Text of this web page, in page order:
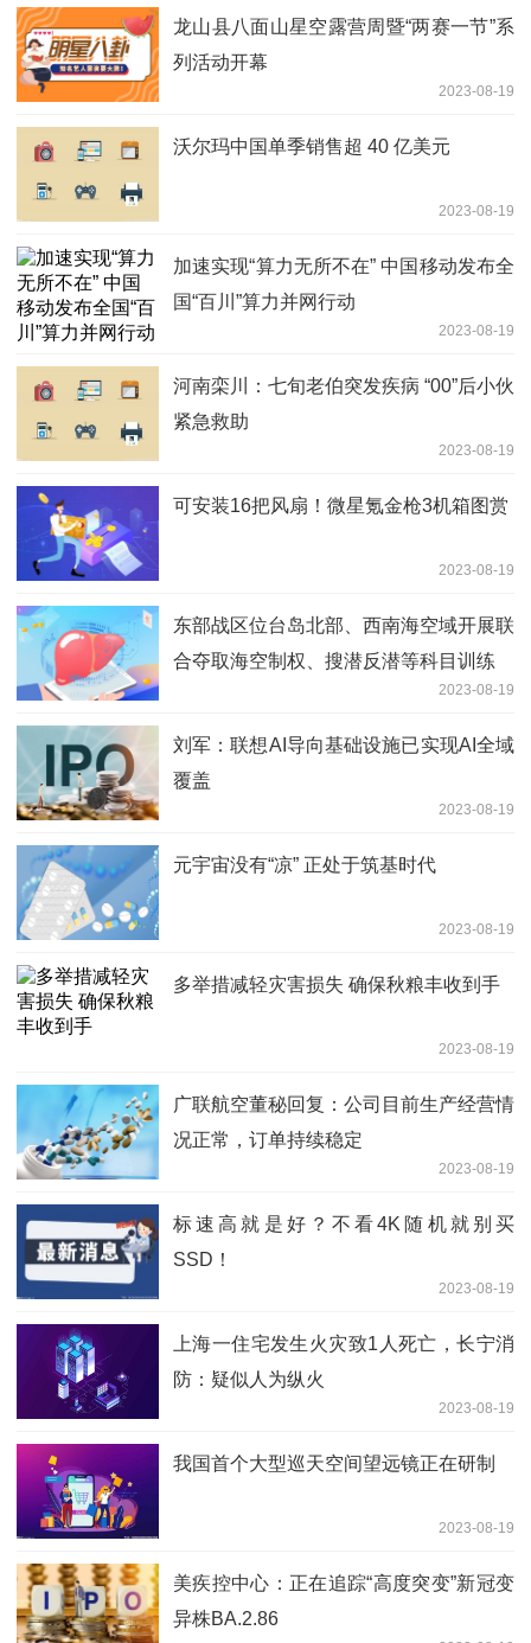
龙山县八面山星空露营周暨“两赛一节”系
列活动开幕
2023-08-19
沃尔玛中国单季销售超 40 亿美元
2023-08-19
加速实现“算力无所不在” 中国移动发布全
国“百川”算力并网行动
2023-08-19
河南栾川：七旬老伯突发疾病 “00”后小伙
紧急救助
2023-08-19
可安装16把风扇！微星氪金枪3机箱图赏
2023-08-19
东部战区位台岛北部、西南海空域开展联
合夺取海空制权、搜潜反潜等科目训练
2023-08-19
刘军：联想AI导向基础设施已实现AI全域
覆盖
2023-08-19
元宇宙没有“凉” 正处于筑基时代
2023-08-19
多举措减轻灾害损失 确保秋粮丰收到手
2023-08-19
广联航空董秘回复：公司目前生产经营情
况正常，订单持续稳定
2023-08-19
标速高就是好？不看4K随机就别买
SSD！
2023-08-19
上海一住宅发生火灾致1人死亡，长宁消
防：疑似人为纵火
2023-08-19
我国首个大型巡天空间望远镜正在研制
2023-08-19
美疾控中心：正在追踪“高度突变”新冠变
异株BA.2.86